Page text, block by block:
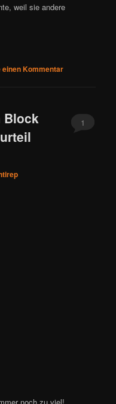
weil sie andere
einen Kommentar
Block
1